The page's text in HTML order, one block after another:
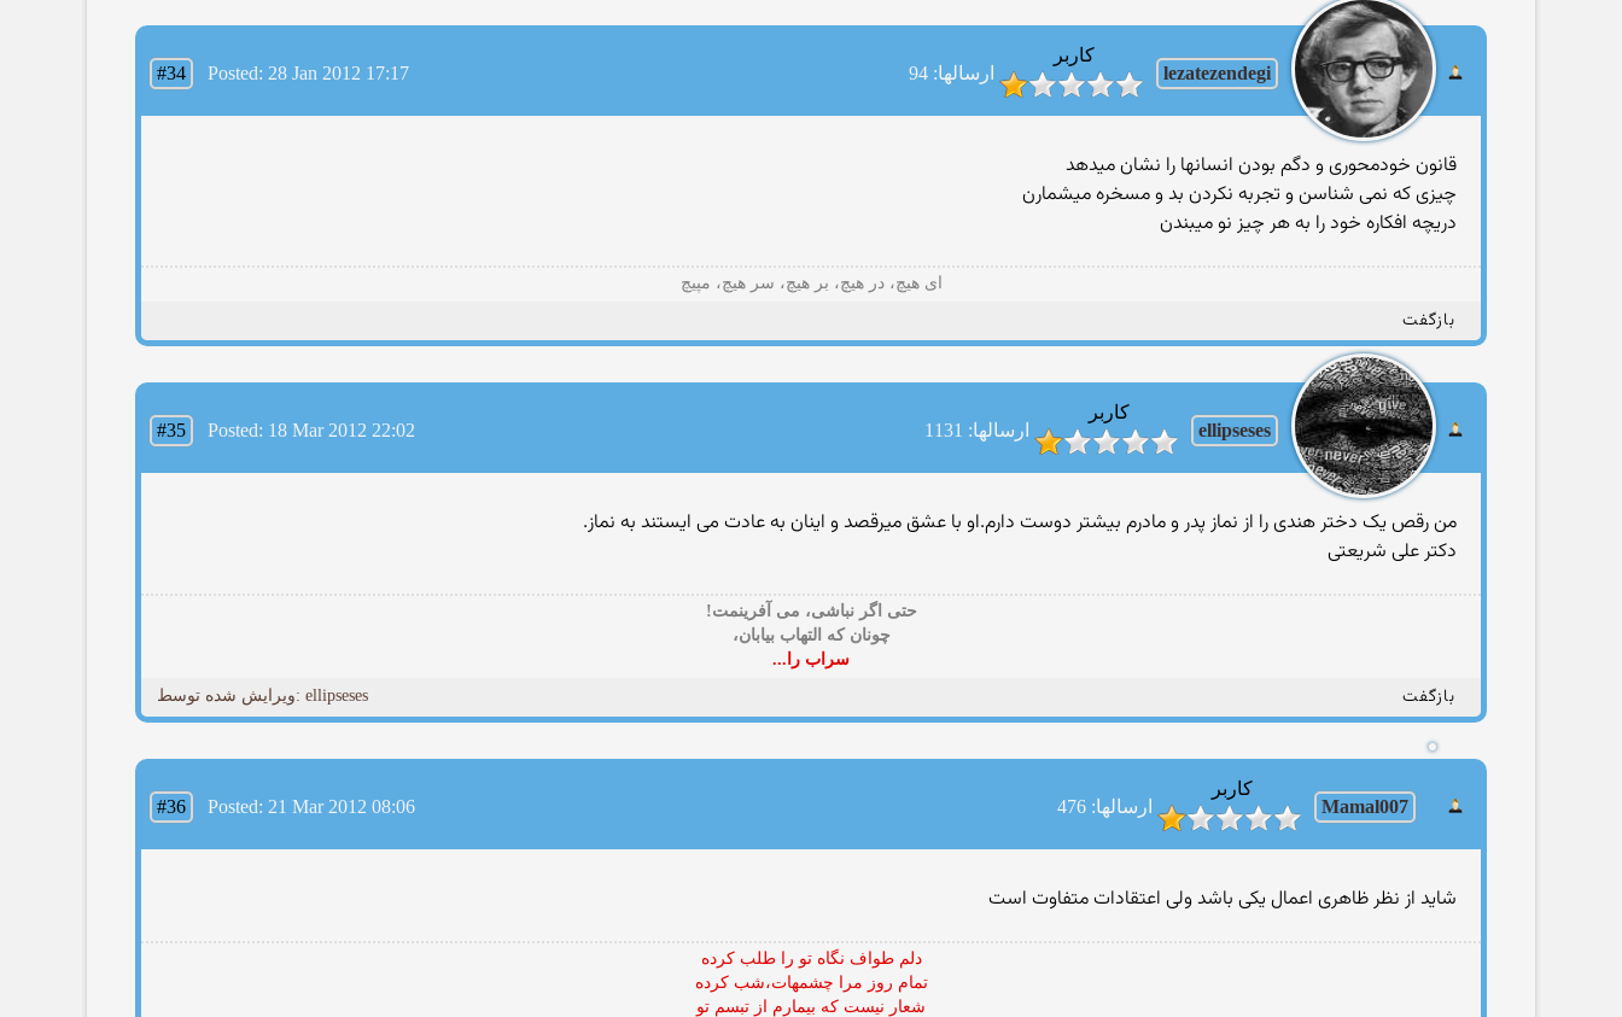
lezatezendegi
کاربر
ارسالها: 94
#34 Posted: 28 Jan 2012 17:17
قانون خودمحوری و دگم بودن انسانها را نشان میدهد
چیزی که نمی شناسن و تجربه نکردن بد و مسخره میشمارن
دریچه افکاره خود را به هر چیز نو میبندن
ای هیچ، در هیچ، بر هیچ، سر هیچ، مپیچ
بازگفت
ellipseses
کاربر
ارسالها: 1131
#35 Posted: 18 Mar 2012 22:02
من رقص یک دختر هندی را از نماز پدر و مادرم بیشتر دوست دارم.او با عشق میرقصد و اینان به عادت می ایستند به نماز.
دکتر علی شریعتی
حتی اگر نباشی، می آفرینمت!
چونان که التهاب بیابان،
سراب را...
بازگفت ویرایش شده توسط: ellipseses
Mamal007
کاربر
ارسالها: 476
#36 Posted: 21 Mar 2012 08:06
شايد از نظر ظاهرى اعمال يكى باشد ولى اعتقادات متفاوت است
دلم طواف نگاه تو را طلب کرده
تمام روز مرا چشمهات،شب کرده
شعار نيست که بيمارم از تبسم تو